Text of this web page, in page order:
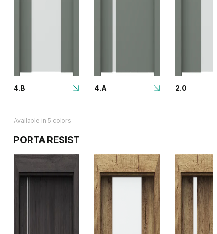
4.B 4.A 2.0
Available in 5 colors
PORTA RESIST